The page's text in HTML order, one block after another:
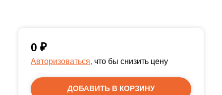
0 ₽
Авторизоваться, что бы снизить цену
ДОБАВИТЬ В КОРЗИНУ